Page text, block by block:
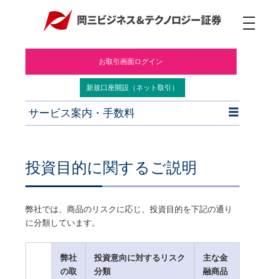
ナ
ビ
投資目的に関するご説明
弊社では、商品のリスクに応じ、投資目的を下記の通り
に分類しています。
弊社
の取
投資意向に対するリスク
分類
主な金
融商品
お取引画面ログイン
新規口座開設（ネット取引）
サービス案内・手数料